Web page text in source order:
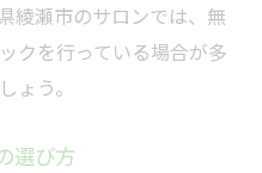
綾瀬市のサロンでは、無
クを行っている場合が多
ょう。
選び方